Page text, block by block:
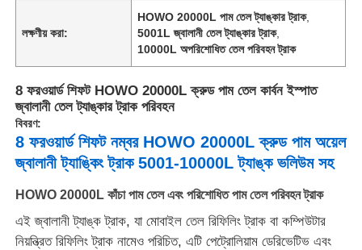
কারখানা ভ্রমণ
মান নিয়ন্ত্রণ
আমাদের সাথে যোগাযোগ করুন
খবর
লক্ষণীয় করা:
HOWO 20000L পাম তেল ট্যাঙ্কার ট্রাক,
5001L জ্বালানী তেল ট্যাঙ্কার ট্রাক,
10000L অপরিশোধিত তেল পরিবহন ট্রাক
8 ফরওয়ার্ড শিফট HOWO 20000L ক্রুড পাম তেল কার্বন ইস্পাত
জ্বালানী তেল ট্যাঙ্কার ট্রাক পরিবহন
বিবরণ:
8 ফরওয়ার্ড শিফট নম্বর HOWO 20000L ক্রুড পাম অয়েল
জ্বালানী ট্যাঙ্কিং ট্রাক 5001-10000L ট্যাঙ্ক ভলিউম সহ
HOWO 20000L কাঁচা পাম তেল এবং পরিশোধিত পাম তেল পরিবহন ট্রাক
এই জ্বালানী ট্যাঙ্ক ট্রাক, যা মোবাইল তেল রিফিলিং ট্রাক বা কম্পিউটার
নিয়ন্ত্রিত রিফিলিং ট্রাক নামেও পরিচিত, এটি পেট্রোলিয়াম ডেরিভেটিভ এবং